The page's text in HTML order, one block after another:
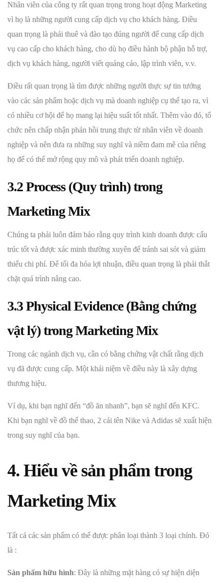
Nhân viên của công ty rất quan trọng trong hoạt động Marketing
vì họ là những người cung cấp dịch vụ cho khách hàng. Điều
quan trọng là phải thuê và đào tạo đúng người để cung cấp dịch
vụ cao cấp cho khách hàng, cho dù họ điều hành bộ phận hỗ trợ,
dịch vụ khách hàng, người viết quảng cáo, lập trình viên, v.v.
Điều rất quan trọng là tìm được những người thực sự tin tưởng
vào các sản phẩm hoặc dịch vụ mà doanh nghiệp cụ thể tạo ra, vì
có nhiều cơ hội để họ mang lại hiệu suất tốt nhất. Thêm vào đó, tổ
chức nên chấp nhận phản hồi trung thực từ nhân viên về doanh
nghiệp và nên đưa ra những suy nghĩ và niềm đam mê của riêng
họ để có thể mở rộng quy mô và phát triển doanh nghiệp.
3.2 Process (Quy trình) trong
Marketing Mix
Chúng ta phải luôn đảm bảo rằng quy trình kinh doanh được cấu
trúc tốt và được xác minh thường xuyên để tránh sai sót và giảm
thiểu chi phí. Để tối đa hóa lợi nhuận, điều quan trọng là phải thắt
chặt quá trình nâng cao.
3.3 Physical Evidence (Bằng chứng
vật lý) trong Marketing Mix
Trong các ngành dịch vụ, cần có bằng chứng vật chất rằng dịch
vụ đã được cung cấp. Một khái niệm về điều này là xây dựng
thương hiệu.
Ví dụ, khi bạn nghĩ đến “đồ ăn nhanh”, bạn sẽ nghĩ đến KFC.
Khi bạn nghĩ về đồ thể thao, 2 cái tên Nike và Adidas sẽ xuất hiện
trong suy nghĩ của bạn.
4. Hiểu về sản phẩm trong
Marketing Mix
Tất cả các sản phẩm có thể được phân loại thành 3 loại chính. Đó
là :
Sản phẩm hữu hình: Đây là những mặt hàng có sự hiện diện